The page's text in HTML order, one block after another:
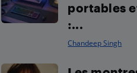
portables
:...
Chandeep Singh